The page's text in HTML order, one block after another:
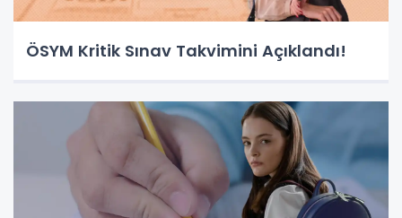
ÖSYM Kritik Sınav Takvimini Açıklandı!